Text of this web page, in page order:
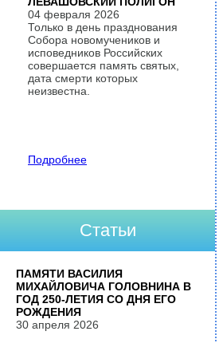
04 февраля 2026
Только в день празднования
Собора новомучеников и
исповедников Российских
совершается память святых,
дата смерти которых
неизвестна.
Подробнее
Статьи
ПАМЯТИ ВАСИЛИЯ
МИХАЙЛОВИЧА ГОЛОВНИНА В
ГОД 250-ЛЕТИЯ СО ДНЯ ЕГО
РОЖДЕНИЯ
30 апреля 2026